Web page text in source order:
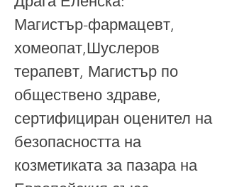
Магистър-фармацевт,
хомеопат,Шуслеров
терапевт, Магистър по
обществено здраве,
сертифициран оценител на
безопасността на
козметиката за пазара на